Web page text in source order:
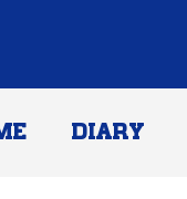
DIARY